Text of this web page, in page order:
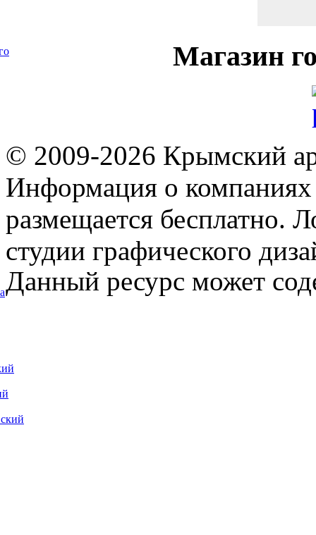
Магазин
© 2009-2026 Крымский
Информация о компаниях
размещается бесплатно.
студии графического
Данный ресурс может